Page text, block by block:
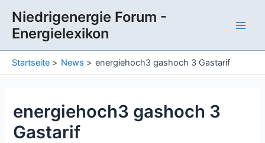
Inhalt
springen
Niedrigenergie Forum -
Energielexikon
Startseite News energiehoch3 gashoch 3 Gastarif
energiehoch3 gashoch 3
Gastarif